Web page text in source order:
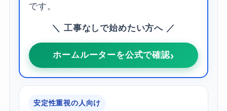
です。
＼ 工事なしで始めたい方へ ／
ホームルーターを公式で確認
安定性重視の人向け